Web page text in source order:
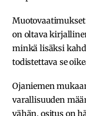
on oltava
minkä lisäksi
todistettava se
Ojaniemen
varallisuuden
vähän, ositus on